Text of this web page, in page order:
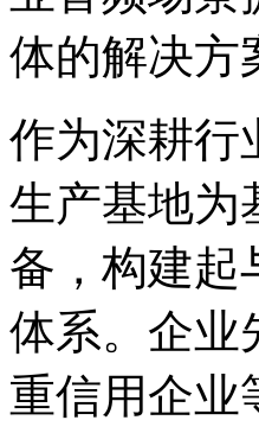
体的解决方
作为深耕行
生产基地为
备，构建起
体系。企业
重信用企